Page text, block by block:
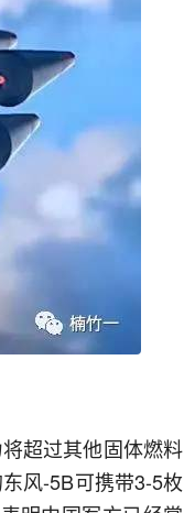
超过其他固体燃料
风-5B可携带3-5枚